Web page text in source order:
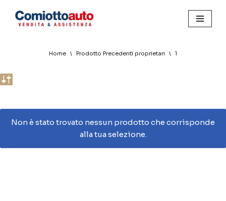
Home \ Prodotto Precedenti proprietari \ 1
Non è stato trovato nessun prodotto che corrisponde
alla tua selezione.